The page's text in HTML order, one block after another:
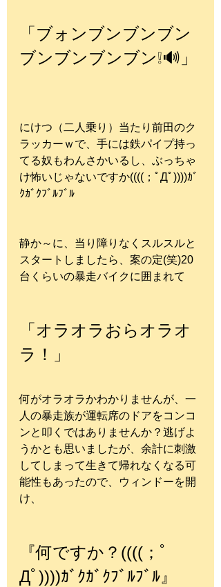
「ブォンブンブンブン
ブンブンブンブン❕🔊」
にけつ（二人乗り）当たり前田のク
ラッカーｗで、手には鉄パイプ持っ
てる奴もわんさかいるし、ぶっちゃ
け怖いじゃないですか((((；ﾟДﾟ))))ｶﾞ
ｸｶﾞｸﾌﾞﾙﾌﾞﾙ
静か～に、当り障りなくスルスルと
スタートしましたら、案の定(笑)20
台くらいの暴走バイクに囲まれて
「オラオラおらオラオ
ラ！」
何がオラオラかわかりませんが、一
人の暴走族が運転席のドアをコンコ
ンと叩くではありませんか？逃げよ
うかとも思いましたが、余計に刺激
してしまって生きて帰れなくなる可
能性もあったので、ウィンドーを開
け、
『何ですか？((((；ﾟ
Дﾟ))))ｶﾞｸｶﾞｸﾌﾞﾙﾌﾞﾙ』